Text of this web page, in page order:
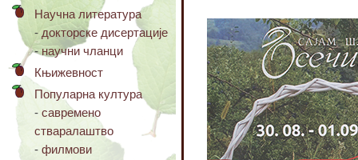
Научна литература
- докторске дисертације
-научни чланци
Књижевност
Популарна култура
- савремено
стваралаштво
- филмови